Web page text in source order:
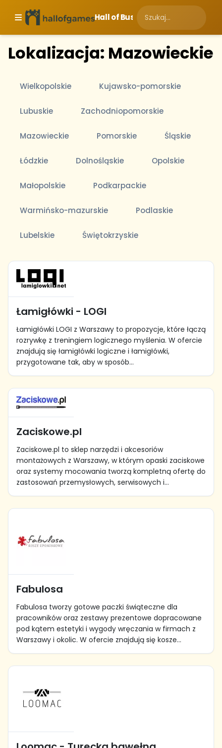
Hall of Business
Lokalizacja: Mazowieckie
Wielkopolskie Kujawsko-pomorskie
Lubuskie Zachodniopomorskie
Mazowieckie Pomorskie Śląskie
Łódzkie Dolnośląskie Opolskie
Małopolskie Podkarpackie
Warmińsko-mazurskie Podlaskie
Lubelskie Świętokrzyskie
Łamigłówki - LOGI
Łamigłówki LOGI z Warszawy to propozycje, które łączą
rozrywkę z treningiem logicznego myślenia. W ofercie
znajdują się łamigłówki logiczne i łamigłówki,
przygotowane tak, aby w sposób...
Zaciskowe.pl
Zaciskowe.pl to sklep narzędzi i akcesoriów
montażowych z Warszawy, w którym opaski zaciskowe
oraz systemy mocowania tworzą kompletną ofertę do
zastosowań przemysłowych, serwisowych i...
Fabulosa
Fabulosa tworzy gotowe paczki świąteczne dla
pracowników oraz zestawy prezentowe dopracowane
pod kątem estetyki i wygody wręczania w firmach z
Warszawy i okolic. W ofercie znajdują się kosze...